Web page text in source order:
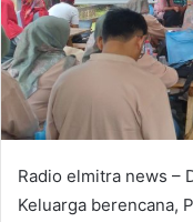
Radio elmitra news –
Keluarga berencana,